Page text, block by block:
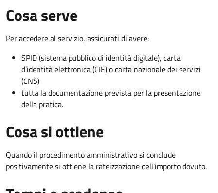
Cosa serve
Per accedere al servizio, assicurati di avere:
SPID (sistema pubblico di identità digitale), carta
d’identità elettronica (CIE) o carta nazionale dei servizi
(CNS)
tutta la documentazione prevista per la presentazione
della pratica.
Cosa si ottiene
Quando il procedimento amministrativo si conclude
positivamente si ottiene la rateizzazione dell'importo dovuto.